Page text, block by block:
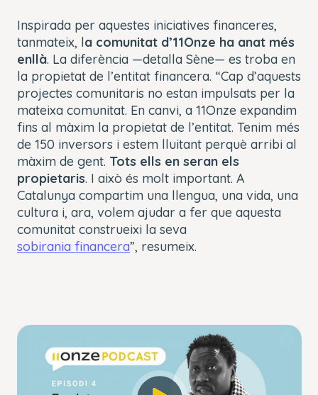
Inspirada per aquestes iniciatives financeres,
tanmateix, la comunitat d’11Onze ha anat més
enllà. La diferència —detalla Sène— es troba en
la propietat de l’entitat financera. “Cap d’aquests
projectes comunitaris no estan impulsats per la
mateixa comunitat. En canvi, a 11Onze expandim
fins al màxim la propietat de l’entitat. Tenim més
de 150 inversors i estem lluitant perquè arribi al
màxim de gent. Tots ells en seran els
propietaris. I això és molt important. A
Catalunya compartim una llengua, una vida, una
cultura i, ara, volem ajudar a fer que aquesta
comunitat construeixi la seva
sobirania financera”, resumeix.
This
window.
The Video Cloud account was not found.
Error Code:
VIDEO_CLOUD_ERR_ACCOUNT_NOT_FOUND